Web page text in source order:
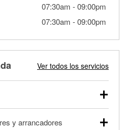
07:30am -09:00pm
07:30am -09:00pm
Ver todos los servicios
comerciales y
y arrancadores